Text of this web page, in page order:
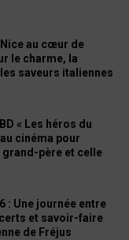
au cœur de
le charme, la
saveurs italiennes
« Les héros du
cinéma pour
père et celle
: Une journée entre
et savoir-faire
de Fréjus